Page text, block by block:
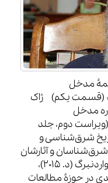
مدخل
(قسمت یکم) ژاک
مدخل
دوم، جلد
تاریخ شرق‌شناسی و
و آثارشان
از آغاز تا زمان انتشار مقاله، به قلم ژاک واردنبرگ (د. ۲۰۱۵)،
در حوزۀ مطالعات